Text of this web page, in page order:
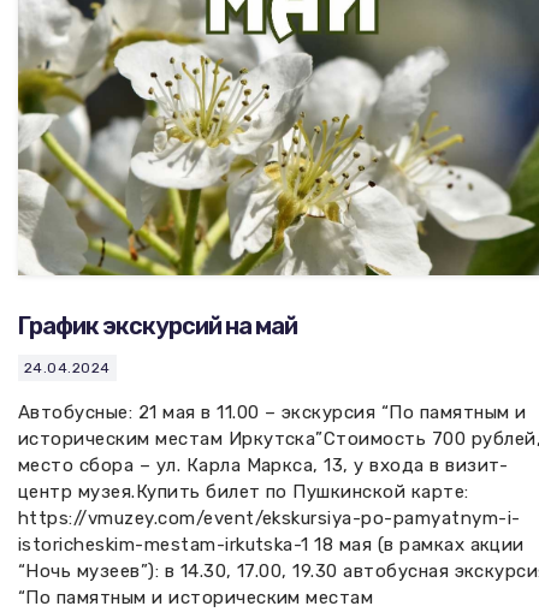
График экскурсий на май
24.04.2024
Автобусные: 21 мая в 11.00 – экскурсия “По памятным и
историческим местам Иркутска”Стоимость 700
место сбора – ул. Карла Маркса, 13, у входа в визит-
центр музея.Купить билет по Пушкинской карте:
https://vmuzey.com/event/ekskursiya-po-pamyatnym-i-
istoricheskim-mestam-irkutska-1 18 мая (в рамках акции
“Ночь музеев”): в 14.30, 17.00, 19.30 автобусная
“По памятным и историческим местам